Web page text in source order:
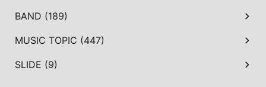
BAND (189)
MUSIC TOPIC (447)
SLIDE (9)